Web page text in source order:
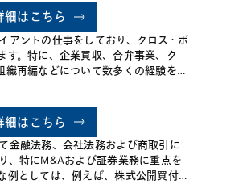
る「集団行動条項を巡る国内法制上
任委員を務めました。
細はこちら
アントの仕事をしており、クロス・ボ
す。特に、企業買収、合弁事業、ク
織再編などについて数多くの経験を
バイスも数多く手がけています。ま
一般企業法務、商取引案件も日常的
細はこちら
金融法務、会社法務および商取引に
、特にM&Aおよび証券業務に重点を
例としては、例えば、株式公開買付